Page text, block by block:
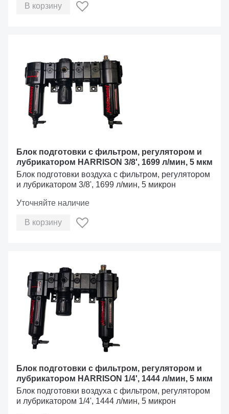
В корзину
Блок подготовки с фильтром, регулятором и
лубрикатором HARRISON 3/8', 1699 л/мин, 5 мкм
Блок подготовки воздуха с фильтром, регулятором
и лубрикатором 3/8', 1699 л/мин, 5 микрон
Уточняйте наличие
В корзину
Блок подготовки с фильтром, регулятором и
лубрикатором HARRISON 1/4', 1444 л/мин, 5 мкм
Блок подготовки воздуха с фильтром, регулятором
и лубрикатором 1/4', 1444 л/мин, 5 микрон